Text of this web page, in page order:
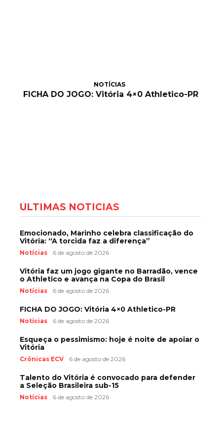
NOTÍCIAS
FICHA DO JOGO: Vitória 4×0 Athletico-PR
ÚLTIMAS NOTÍCIAS
Emocionado, Marinho celebra classificação do
Vitória: “A torcida faz a diferença”
Notícias 6 de agosto de 2026
Vitória faz um jogo gigante no Barradão, vence
o Athletico e avança na Copa do Brasil
Notícias 6 de agosto de 2026
FICHA DO JOGO: Vitória 4×0 Athletico-PR
Notícias 6 de agosto de 2026
Esqueça o pessimismo: hoje é noite de apoiar o
Vitória
Crônicas ECV 6 de agosto de 2026
Talento do Vitória é convocado para defender
a Seleção Brasileira sub-15
Notícias 6 de agosto de 2026